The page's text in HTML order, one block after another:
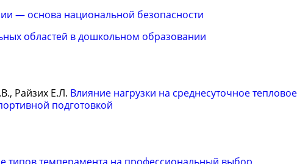
— основа национальной безопасности
областей в дошкольном образовании
Райзих Е.Л. Влияние нагрузки на среднесуточное
подготовкой